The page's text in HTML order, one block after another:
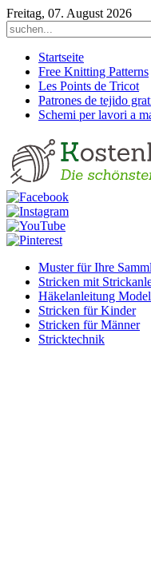
Freitag, 07. August 2026
Startseite
Free Knitting Patterns
Les Points de Tricot
Patrones de tejido
Schemi per lavori a
Muster für Ihre
Stricken mit
Häkelanleitung
Stricken für Kinder
Stricken für Männer
Stricktechnik